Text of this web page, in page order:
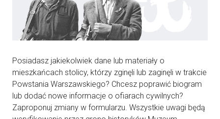
Posiadasz jakiekolwiek dane lub materiały o
mieszkańcach stolicy, którzy zginęli lub zaginęli w trakcie
Powstania Warszawskiego? Chcesz poprawić biogram
lub dodać nowe informacje o ofiarach cywilnych?
Zaproponuj zmiany w formularzu. Wszystkie uwagi będą